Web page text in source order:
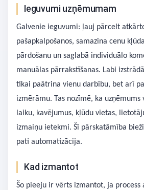
Ieguvumi uzņēmumam
Galvenie ieguvumi: ļauj pārcelt
pašapkalpošanos, samazina cenu
pārdošanu un saglabā individuālo
manuālas pārrakstīšanas. Labi
tikai paātrina vienu darbību, bet arī
izmērāmu. Tas nozīmē, ka
laiku, kavējumus, kļūdu vietas,
izmaiņu ietekmi. Šī pārskatāmība
pati automatizācija.
Kad izmantot
Šo pieeju ir vērts izmantot, ja process